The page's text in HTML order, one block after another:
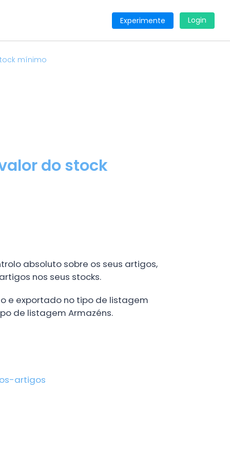
Experimente Login
mínimo
do stock
absoluto sobre os seus artigos,
nos seus stocks.
e exportado no tipo de listagem
de listagem Armazéns.
artigos